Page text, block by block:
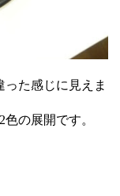
た感じに見えま
の展開です。